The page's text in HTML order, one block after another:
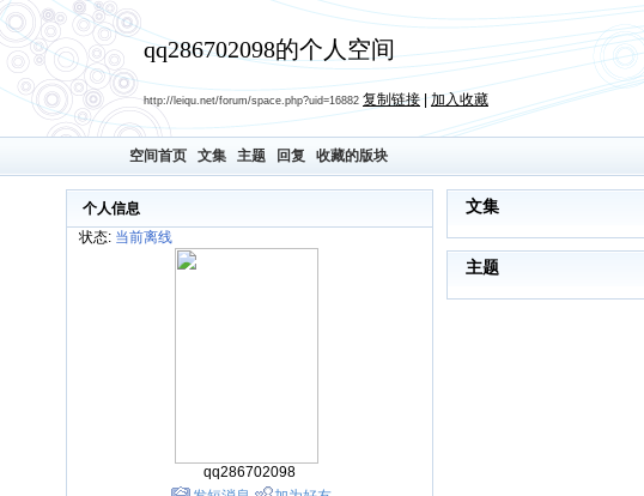
qq286702098的个人空间
http://leiqu.net/forum/space.php?uid=16882 复制链接|加入收藏
空间首页 文集 主题 回复 收藏的版块
个人信息
状态: 当前离线
qq286702098
文集
主题